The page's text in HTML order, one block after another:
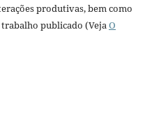
produtivas, bem como
publicado (VejaO